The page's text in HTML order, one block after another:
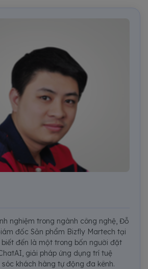
nghiệm trong ngành công nghệ, Đỗ
đốc Sản phẩm Bizfly Martech tại
biết đến là một trong bốn người đặt
giải pháp ứng dụng trí tuệ
khách hàng tự động đa kênh.